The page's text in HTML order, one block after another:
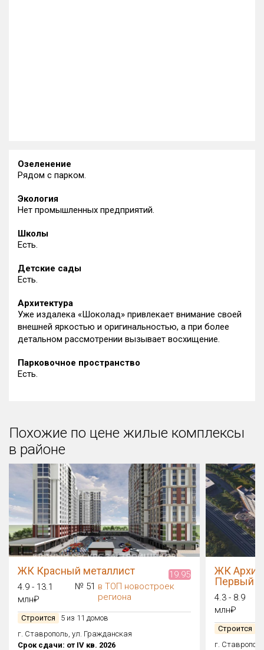
Озеленение
Рядом с парком.
Экология
Нет промышленных предприятий.
Школы
Есть.
Детские сады
Есть.
Архитектура
Уже издалека «Шоколад» привлекает внимание своей
внешней яркостью и оригинальностью, а при более
детальном рассмотрении вызывает восхищение.
Парковочное пространство
Есть.
Похожие по цене жилые комплексы
в районе
ЖК Красный металлист
19.95
4.9 - 13.1
млн₽
№ 51 в ТОП новостроек
региона
Строится
5 из 11 домов
г. Ставрополь, ул. Гражданская
Срок сдачи: от IV кв. 2026
ЖК
Первый
4.3 - 8.9
млн₽
Строится
г.